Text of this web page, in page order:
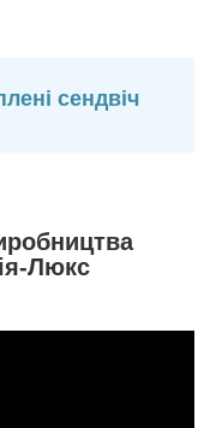
сендвіч
Люкс